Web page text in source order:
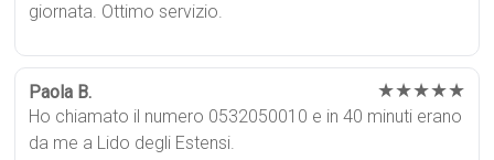
giornata. Ottimo servizio.
Paola B. ★★★★★
Ho chiamato il numero 0532050010 e in 40 minuti erano
da me a Lido degli Estensi.